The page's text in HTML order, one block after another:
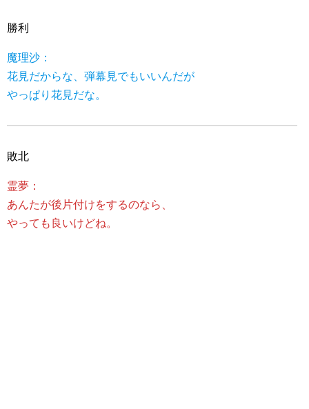
勝利
魔理沙：
花見だからな、弾幕見でもいいんだが
やっぱり花見だな。
敗北
霊夢：
あんたが後片付けをするのなら、
やっても良いけどね。